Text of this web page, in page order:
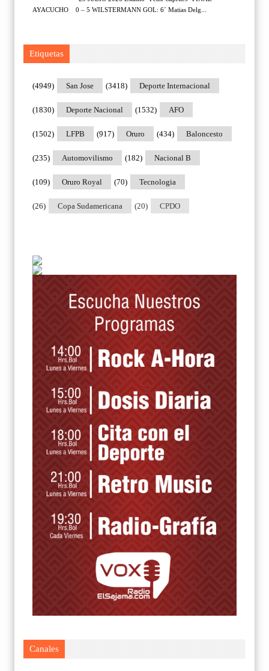
AYACUCHO 0 – 5 WILSTERMANN GOL: 6´ Matias Delg...
Etiquetas
San Jose
(4949) Deporte Internacional
(3418)
Deporte Nacional
(1830) AFO
(1532)
LFPB
(1502) Oruro
(917) Baloncesto
(434)
Automovilismo
(235) Nacional B
(182)
Oruro Royal
(109) Tecnologia
(70)
Copa Sudamericana
(26) CPDO
(20)
Canales